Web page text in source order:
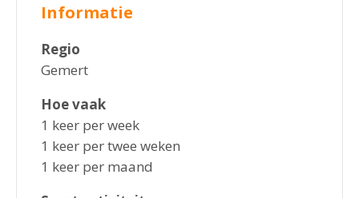
Informatie
Regio
Gemert
Hoe vaak
1 keer per week
1 keer per twee weken
1 keer per maand